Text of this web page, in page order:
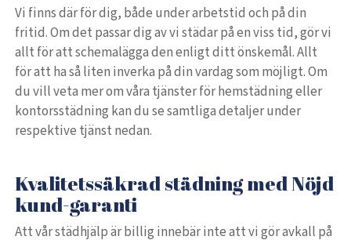
Vi finns där för dig, både under arbetstid och på din
fritid. Om det passar dig av vi städar på en viss tid, gör vi
allt för att schemalägga den enligt ditt önskemål. Allt
för att ha så liten inverka på din vardag som möjligt. Om
du vill veta mer om våra tjänster för hemstädning eller
kontorsstädning kan du se samtliga detaljer under
respektive tjänst nedan.
Kvalitetssäkrad städning med Nöjd
kund-garanti
Att vår städhjälp är billig innebär inte att vi gör avkall på